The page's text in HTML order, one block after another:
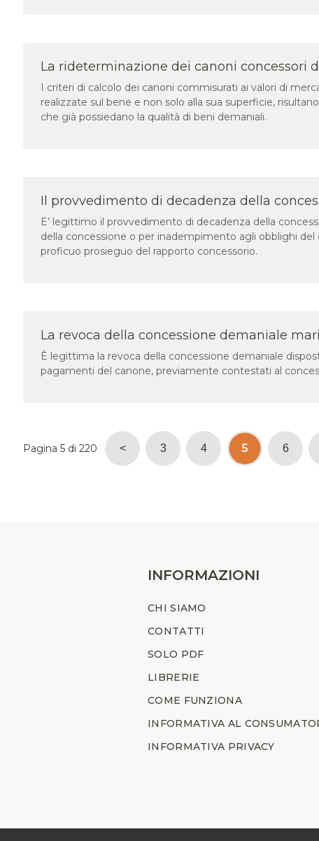
La rideterminazione dei canoni concessori
I criteri di calcolo dei canoni commisurati ai valori di
realizzate sul bene e non solo alla sua superficie,
che già possiedano la qualità di beni demaniali.
Il provvedimento di decadenza della
E’ legittimo il provvedimento di decadenza della
della concessione o per inadempimento agli obblighi
proficuo prosieguo del rapporto concessorio.
La revoca della concessione demaniale
È legittima la revoca della concessione demaniale
pagamenti del canone, previamente contestati al
Pagina 5 di 220 < 3 4 5 6
INFORMAZIONI
CHI SIAMO
CONTATTI
SOLO PDF
LIBRERIE
COME FUNZIONA
INFORMATIVA AL
INFORMATIVA PRIVACY